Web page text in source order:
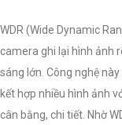
hiệu quả. Đến với chúng
chọn giải pháp an ninh
nghiệp của mình. Hãy
quan trọng."
WDR (Wide Dynamic
camera ghi lại hình ảnh
sáng lớn. Công nghệ
kết hợp nhiều hình ảnh
cân bằng, chi tiết. Nhờ